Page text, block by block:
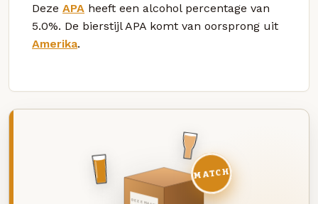
Deze APA heeft een alcohol percentage van
5.0%. De bierstijl APA komt van oorsprong uit
Amerika.
MATCH